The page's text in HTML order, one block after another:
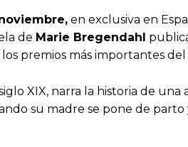
en exclusiva en
de Marie Bregendahl
premios más importantes
XIX, narra la historia de
su madre se pone de parto